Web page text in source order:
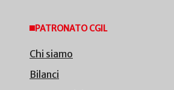
PATRONATO CGIL
Chi siamo
Bilanci